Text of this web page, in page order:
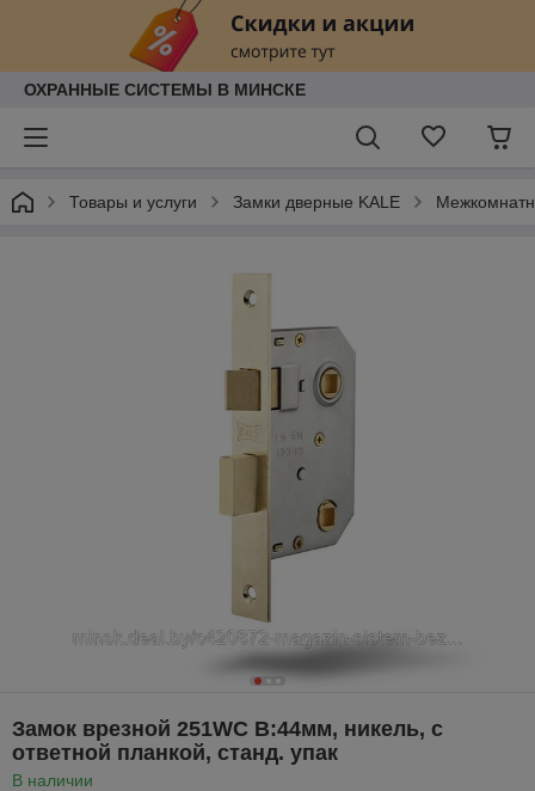
ОХРАННЫЕ СИСТЕМЫ В МИНСКЕ
Товары и услуги Замки дверные KALE
Замок врезной 251WC B:44мм, никель, с
ответной планкой, станд. упак
В наличии